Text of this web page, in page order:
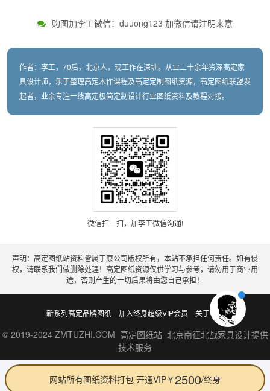
购图加李工微信：duuong123 加微信请注明来意
作者：李工，70后，北京人，现工作在深圳。从业二十余年资深高定家
具设计师，乐于整理高定木作课程及高定定制图纸资源，高定图纸联盟发
起者，业余专注一线高定极简定制设计行业图纸资料及教程对接。
微信扫一扫，加李工微信沟通!
声明：高定图纸站资料皆属于原公司版权所有，本站不承担任何责任。如有侵
权，请联系我们做删除处理！高定图纸资源仅供学习与参考，请勿用于商业用
途，否则产生的一切后果将由您自己承担！
新系列高定品牌图纸 加入终身超级VIP会员 关于老李
© 2019-2024 ZMTUZHI.COM 高定图纸站 北京南征北战家具设计提供
技术服务
网站所有图纸资料打包 开通VIP￥2500/终身